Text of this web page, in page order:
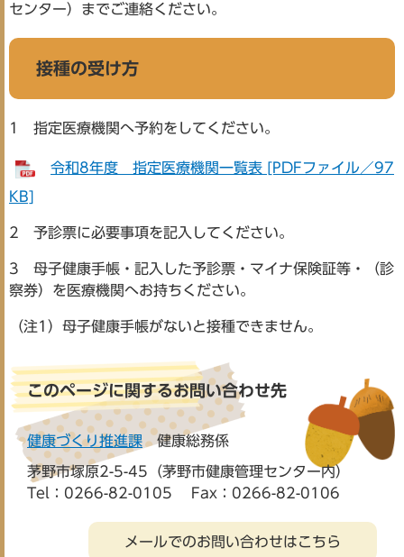
センター）までご連絡ください。
接種の受け方
1 指定医療機関へ予約をしてください。
令和8年度 指定医療機関一覧表 [PDFファイル／97
KB]
2 予診票に必要事項を記入してください。
3 母子健康手帳・記入した予診票・マイナ保険証等・（診
察券）を医療機関へお持ちください。
（注1）母子健康手帳がないと接種できません。
このページに関するお問い合わせ先
健康づくり推進課 健康総務係
茅野市塚原2-5-45（茅野市健康管理センター内）
Tel：0266-82-0105
Fax：0266-82-0106
メールでのお問い合わせはこちら